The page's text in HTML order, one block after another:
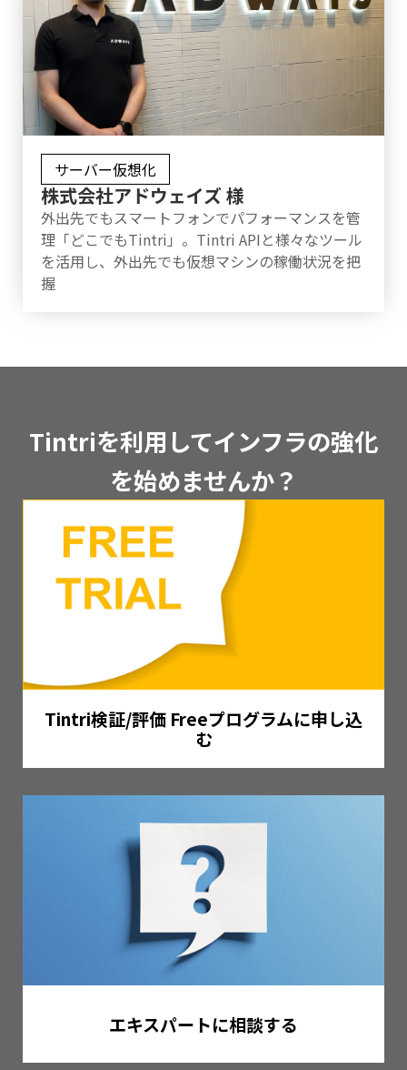
サーバー仮想化
株式会社アドウェイズ 様
外出先でもスマートフォンでパフォーマンスを管
理「どこでもTintri」。Tintri APIと様々なツール
を活用し、外出先でも仮想マシンの稼働状況を把
握
Tintriを利用してインフラの強化
を始めませんか？
Tintri検証/評価 Freeプログラムに申し込
む
エキスパートに相談する